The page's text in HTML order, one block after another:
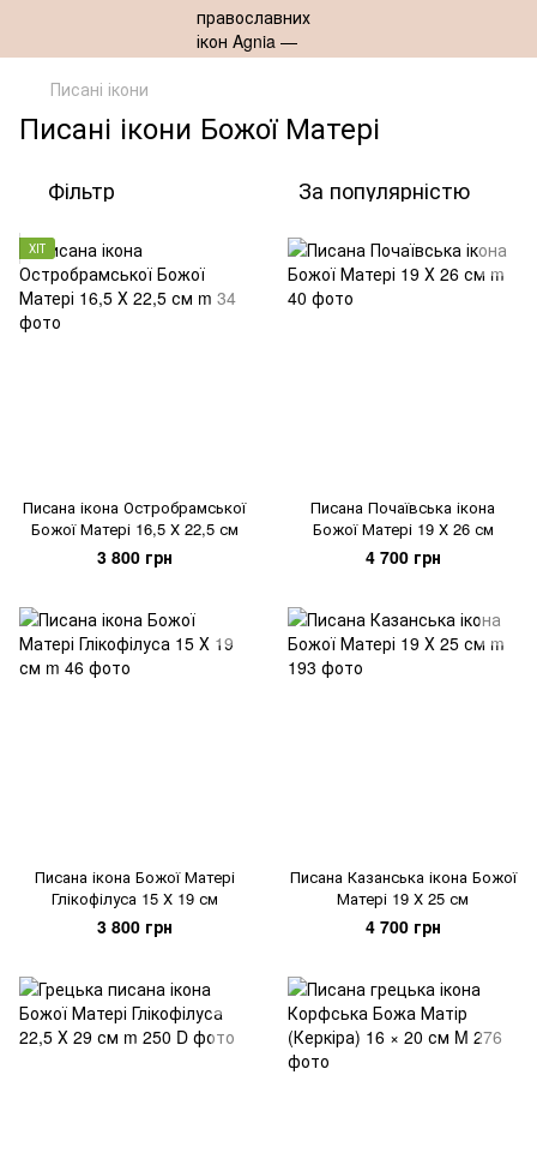
Писані ікони
Писані ікони Божої Матері
Фільтр За популярністю
ХІТ
Писана ікона Остробрамської
Божої Матері 16,5 Х 22,5 см
3 800 грн
Писана Почаївська ікона
Божої Матері 19 Х 26 см
4 700 грн
Писана ікона Божої Матері
Глікофілуса 15 Х 19 см
3 800 грн
Писана Казанська ікона Божої
Матері 19 Х 25 см
4 700 грн